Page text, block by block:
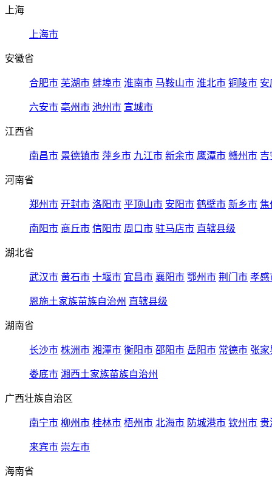
上海
上海市
安徽省
合肥市 芜湖市 蚌埠市 淮南市 马鞍山市 淮北市 铜陵市 安
六安市 亳州市 池州市 宣城市
江西省
南昌市 景德镇市 萍乡市 九江市 新余市 鹰潭市 赣州市 吉
河南省
郑州市 开封市 洛阳市 平顶山市 安阳市 鹤壁市 新乡市 焦
南阳市 商丘市 信阳市 周口市 驻马店市 直辖县级
湖北省
武汉市 黄石市 十堰市 宜昌市 襄阳市 鄂州市 荆门市 孝感
恩施土家族苗族自治州 直辖县级
湖南省
长沙市 株洲市 湘潭市 衡阳市 邵阳市 岳阳市 常德市 张家
娄底市 湘西土家族苗族自治州
广西壮族自治区
南宁市 柳州市 桂林市 梧州市 北海市 防城港市 钦州市 贵
来宾市 崇左市
海南省